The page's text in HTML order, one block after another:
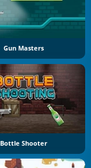
Gun Masters
Bottle Shooter